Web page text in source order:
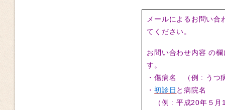
メールによるお問い
てください。
お問い合わせ内容 の
す。
・傷病名 （例 : う
・初診日 と病院名
（例 : 平成20年５